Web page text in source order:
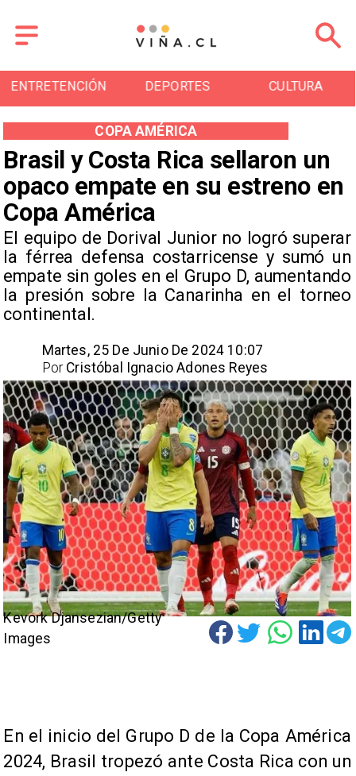
ENTRETENCIÓN DEPORTES CULTURA
Brasil y Costa Rica sellaron un
opaco empate en su estreno en
Copa América
​El equipo de Dorival Junior no logró superar
la férrea defensa costarricense y sumó un
empate sin goles en el Grupo D, aumentando
la presión sobre la Canarinha en el torneo
continental.
COPA AMÉRICA
Martes, 25 De Junio De 2024 10:07
Cristóbal Ignacio Adones Reyes
Por
Kevork Djansezian/Getty
Images
En el inicio del Grupo D de la Copa América
2024, Brasil tropezó ante Costa Rica con un